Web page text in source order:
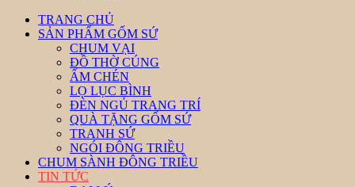
TRANG CHỦ
SẢN PHẨM GỐM SỨ
CHUM VẠI
ĐỒ THỜ CÚNG
ẤM CHÉN
LỌ LỤC BÌNH
ĐÈN NGỦ TRANG TRÍ
QUÀ TẶNG GỐM SỨ
TRANH SỨ
NGÓI ĐÔNG TRIỀU
CHUM SÀNH ĐÔNG TRIỀU
TIN TỨC